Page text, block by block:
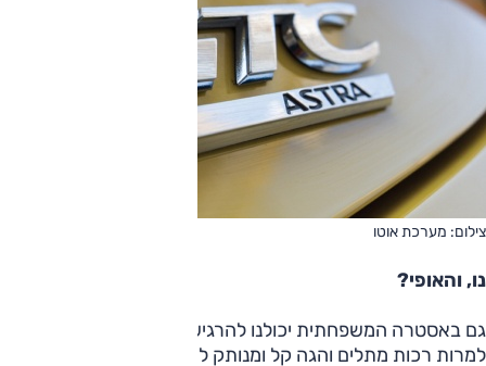
צילום: מערכת אוטו
נו, והאופי?
גם באסטרה המשפחתית יכולנו להרגיש כי השלדה מכוילת נכון,